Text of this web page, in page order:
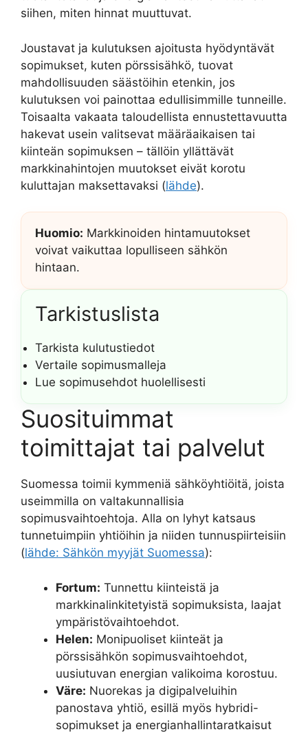
siihen, miten hinnat muuttuvat.
Joustavat ja kulutuksen ajoitusta hyödyntävät
sopimukset, kuten pörssisähkö, tuovat
mahdollisuuden säästöihin etenkin, jos
kulutuksen voi painottaa edullisimmille tunneille.
Toisaalta vakaata taloudellista ennustettavuutta
hakevat usein valitsevat määräaikaisen tai
kiinteän sopimuksen – tällöin yllättävät
markkinahintojen muutokset eivät korotu
kuluttajan maksettavaksi (lähde).
Huomio: Markkinoiden hintamuutokset
voivat vaikuttaa lopulliseen sähkön
hintaan.
Tarkistuslista
Tarkista kulutustiedot
Vertaile sopimusmalleja
Lue sopimusehdot huolellisesti
Suosituimmat
toimittajat tai palvelut
Suomessa toimii kymmeniä sähköyhtiöitä, joista
useimmilla on valtakunnallisia
sopimusvaihtoehtoja. Alla on lyhyt katsaus
tunnetuimpiin yhtiöihin ja niiden tunnuspiirteisiin
(lähde: Sähkön myyjät Suomessa):
Fortum: Tunnettu kiinteistä ja
markkinalinkitetyistä sopimuksista, laajat
ympäristövaihtoehdot.
Helen: Monipuoliset kiinteät ja
pörssisähkön sopimusvaihtoehdot,
uusiutuvan energian valikoima korostuu.
Väre: Nuorekas ja digipalveluihin
panostava yhtiö, esillä myös hybridi-
sopimukset ja energianhallintaratkaisut